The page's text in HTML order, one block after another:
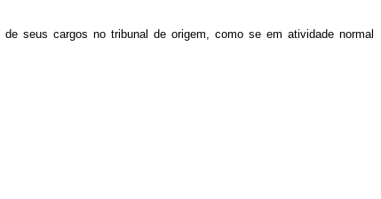
seus cargos no tribunal de origem, como se em atividade normal